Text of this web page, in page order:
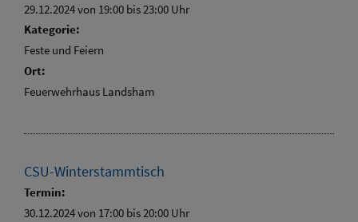
29.12.2024 von 19:00 bis 23:00 Uhr
Kategorie:
Feste und Feiern
Ort:
Feuerwehrhaus Landsham
CSU-Winterstammtisch
Termin:
30.12.2024 von 17:00 bis 20:00 Uhr